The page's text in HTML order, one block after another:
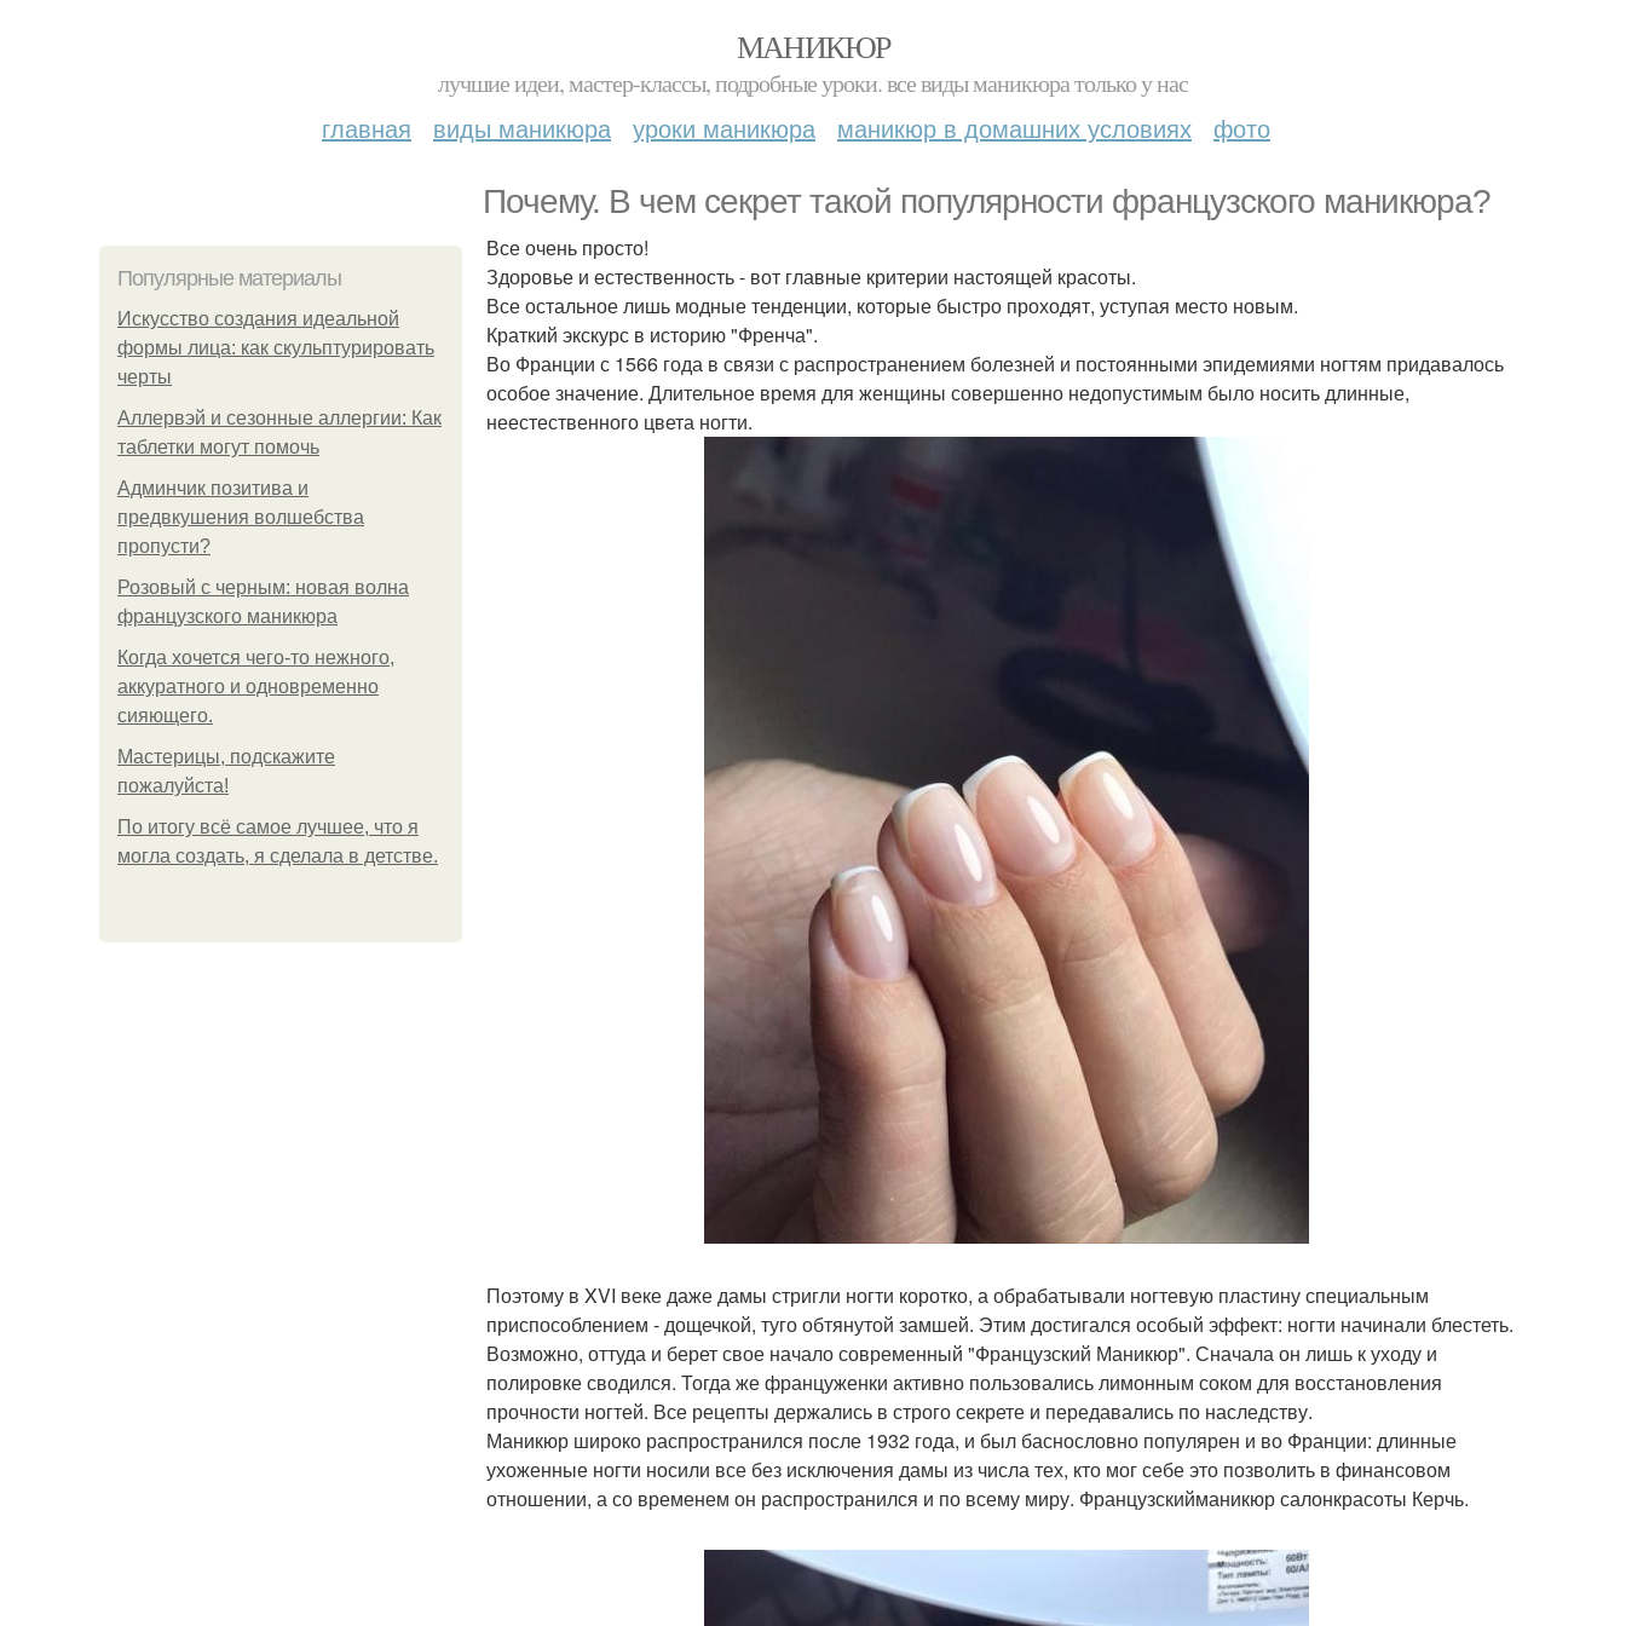
МАНИКЮР
лучшие идеи, мастер-классы, подробные уроки. все виды маникюра только у нас
главная виды маникюра уроки маникюра маникюр в домашних условиях фото
Почему. В чем секрет такой популярности французского маникюра?
Популярные материалы
Искусство создания идеальной
формы лица: как скульптурировать
черты
Аллервэй и сезонные аллергии: Как
таблетки могут помочь
Админчик позитива и
предвкушения волшебства
пропусти?
Розовый с черным: новая волна
французского маникюра
Когда хочется чего-то нежного,
аккуратного и одновременно
сияющего.
Мастерицы, подскажите
пожалуйста!
По итогу всё самое лучшее, что я
могла создать, я сделала в детстве.
Все очень просто!
Здоровье и естественность - вот главные критерии настоящей красоты.
Все остальное лишь модные тенденции, которые быстро проходят, уступая место новым.
Краткий экскурс в историю "Френча".
Во Франции с 1566 года в связи с распространением болезней и постоянными эпидемиями ногтям придавалось
особое значение. Длительное время для женщины совершенно недопустимым было носить длинные,
неестественного цвета ногти.
Поэтому в XVI веке даже дамы стригли ногти коротко, а обрабатывали ногтевую пластину специальным
приспособлением - дощечкой, туго обтянутой замшей. Этим достигался особый эффект: ногти начинали блестеть.
Возможно, оттуда и берет свое начало современный "Французский Маникюр". Сначала он лишь к уходу и
полировке сводился. Тогда же француженки активно пользовались лимонным соком для восстановления
прочности ногтей. Все рецепты держались в строго секрете и передавались по наследству.
Маникюр широко распространился после 1932 года, и был баснословно популярен и во Франции: длинные
ухоженные ногти носили все без исключения дамы из числа тех, кто мог себе это позволить в финансовом
отношении, а со временем он распространился и по всему миру. Французскийманикюр салонкрасоты Керчь.